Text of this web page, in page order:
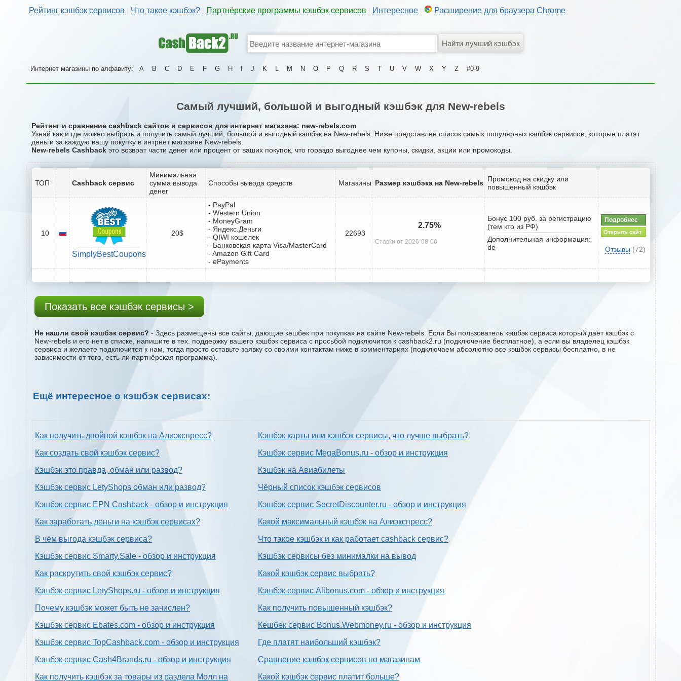
Рейтинг кэшбэк сервисов Что такое кэшбэк? Партнёрские программы кэшбэк сервисов Интересное Расширение для браузера Chrome
Интернет магазины по алфавиту: A B C D E F G H J K L M N O P Q R S T U V W X Y Z #0-9
Самый лучший, большой и выгодный кэшбэк для New-rebels
Рейтинг и сравнение cashback сайтов и сервисов для интернет магазина: new-rebels.com
Узнай как и где можно выбрать и получить самый лучший, большой и выгодный кэшбэк на New-rebels. Ниже представлен список самых популярных кэшбэк сервисов, которые платят
деньги за каждую вашу покупку в интрнет магазине New-rebels.
New-rebels Cashback это возврат части денег или процент от ваших покупок, что гораздо выгоднее чем купоны, скидки, акции или промокоды.
ТОП Cashback сервис
Минимальная
сумма вывода
денег
Способы вывода средств Магазины Размер кэшбэка на New-rebels
Промокод на скидку или
повышенный кэшбэк
10
SimplyBestCoupons
20$
- PayPal
- Western Union
- MoneyGram
- Яндекс.Деньги
- QIWI кошелек
- Банковская карта Visa/MasterCard
- Amazon Gift Card
- ePayments
22693
2.75%
Ставки от 2026-08-06
Бонус 100 руб. за регистрацию
(тем кто из РФ)
Дополнительная информация:
de
Подробнее
Открыть сайт
Отзывы (72)
Показать все кэшбэк сервисы >
Не нашли свой кэшбэк сервис? - Здесь размещены все сайты, дающие кешбек при покупках на сайте New-rebels. Если Вы пользователь кэшбэк сервиса который даёт кэшбэк с
New-rebels и его нет в списке, напишите в тех. поддержку вашего кэшбэк сервиса с проcьбой подключится к cashback2.ru (подключение бесплатное), а если вы владелец кэшбэк
сервиса и желаете подключится к нам, тогда просто оставьте заявку со своими контактам ниже в комментариях (подключаем абсолютно все кэшбэк сервисы бесплатно, в не
зависимости от того, есть ли партнёрская программа).
Ещё интересное о кэшбэк сервисах:
Как получить двойной кэшбэк на Алиэкспресс?
Как создать свой кэшбэк сервис?
Кэшбэк это правда, обман или развод?
Кэшбэк сервис LetyShops обман или развод?
Кэшбэк сервис EPN Cashback - обзор и инструкция
Как заработать деньги на кэшбэк сервисах?
В чём выгода кэшбэк сервиса?
Кэшбэк сервис Smarty.Sale - обзор и инструкция
Как раскрутить свой кэшбэк сервис?
Кэшбэк сервис LetyShops.ru - обзор и инструкция
Почему кэшбэк может быть не зачислен?
Кэшбэк сервис Ebates.com - обзор и инструкция
Кэшбэк сервис TopCashback.com - обзор и инструкция
Кэшбэк сервис Cash4Brands.ru - обзор и инструкция
Как получить кэшбэк за товары из раздела Молл на
Кэшбэк карты или кэшбэк сервисы, что лучше выбрать?
Кэшбэк сервис MegaBonus.ru - обзор и инструкция
Кэшбэк на Авиабилеты
Чёрный список кэшбэк сервисов
Кэшбэк сервис SecretDiscounter.ru - обзор и инструкция
Какой максимальный кэшбэк на Алиэкспресс?
Что такое кэшбэк и как работает cashback сервис?
Кэшбэк сервисы без минималки на вывод
Какой кэшбэк сервис выбрать?
Кэшбэк сервис Alibonus.com - обзор и инструкция
Как получить повышенный кэшбэк?
Кешбек сервис Bonus.Webmoney.ru - обзор и инструкция
Где платят наибольший кэшбэк?
Сравнение кэшбэк сервисов по магазинам
Какой кэшбэк сервис платит больше?